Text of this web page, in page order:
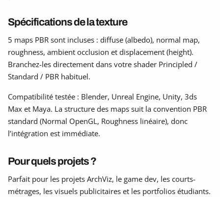
Spécifications de la texture
5 maps PBR sont incluses : diffuse (albedo), normal map,
roughness, ambient occlusion et displacement (height).
Branchez-les directement dans votre shader Principled /
Standard / PBR habituel.
Compatibilité testée : Blender, Unreal Engine, Unity, 3ds
Max et Maya. La structure des maps suit la convention PBR
standard (Normal OpenGL, Roughness linéaire), donc
l’intégration est immédiate.
Pour quels projets ?
Parfait pour les projets ArchViz, le game dev, les courts-
métrages, les visuels publicitaires et les portfolios étudiants.